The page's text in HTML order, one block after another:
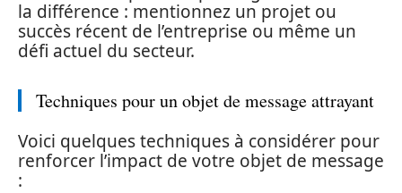
la différence : mentionnez un projet ou
succès récent de l’entreprise ou même un
défi actuel du secteur.
Techniques pour un objet de message attrayant
Voici quelques techniques à considérer pour
renforcer l’impact de votre objet de message
: